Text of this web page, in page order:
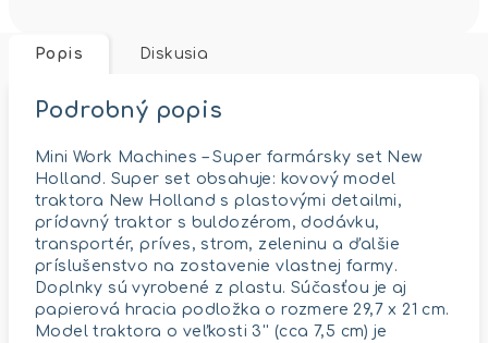
Popis Diskusia
Podrobný popis
Mini Work Machines – Super farmársky set New
Holland. Super set obsahuje: kovový model
traktora New Holland s plastovými detailmi,
prídavný traktor s buldozérom, dodávku,
transportér, príves, strom, zeleninu a ďalšie
príslušenstvo na zostavenie vlastnej farmy.
Doplnky sú vyrobené z plastu. Súčasťou je aj
papierová hracia podložka o rozmere 29,7 x 21 cm.
Model traktora o veľkosti 3'' (cca 7,5 cm) je